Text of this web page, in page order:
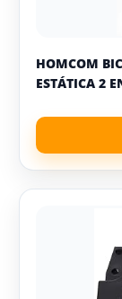
HOMCOM
ESTÁTICA 2